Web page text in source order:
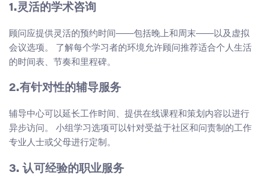
1.灵活的学术咨询
顾问应提供灵活的预约时间——包括晚上和周末——以及虚拟
会议选项。 了解每个学习者的环境允许顾问推荐适合个人生活
的时间表、节奏和里程碑。
2.有针对性的辅导服务
辅导中心可以延长工作时间、提供在线课程和策划内容以进行
异步访问。 小组学习选项可以针对受益于社区和问责制的工作
专业人士或父母进行定制。
3. 认可经验的职业服务